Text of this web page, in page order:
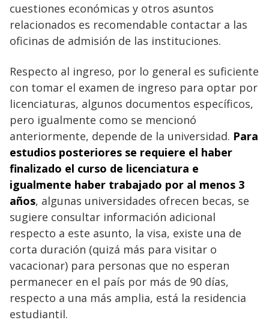
cuestiones económicas y otros asuntos
relacionados es recomendable contactar a las
oficinas de admisión de las instituciones.
Respecto al ingreso, por lo general es suficiente
con tomar el examen de ingreso para optar por
licenciaturas, algunos documentos específicos,
pero igualmente como se mencionó
anteriormente, depende de la universidad. Para
estudios posteriores se requiere el haber
finalizado el curso de licenciatura e
igualmente haber trabajado por al menos 3
años, algunas universidades ofrecen becas, se
sugiere consultar información adicional
respecto a este asunto, la visa, existe una de
corta duración (quizá más para visitar o
vacacionar) para personas que no esperan
permanecer en el país por más de 90 días,
respecto a una más amplia, está la residencia
estudiantil.